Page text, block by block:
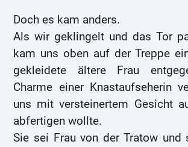
Doch es kam anders.
Als wir geklingelt und das Tor
kam uns oben auf der Treppe
gekleidete ältere Frau
Charme einer Knastaufseherin
uns mit versteinertem Gesicht
abfertigen wollte.
Sie sei Frau von der Tratow und